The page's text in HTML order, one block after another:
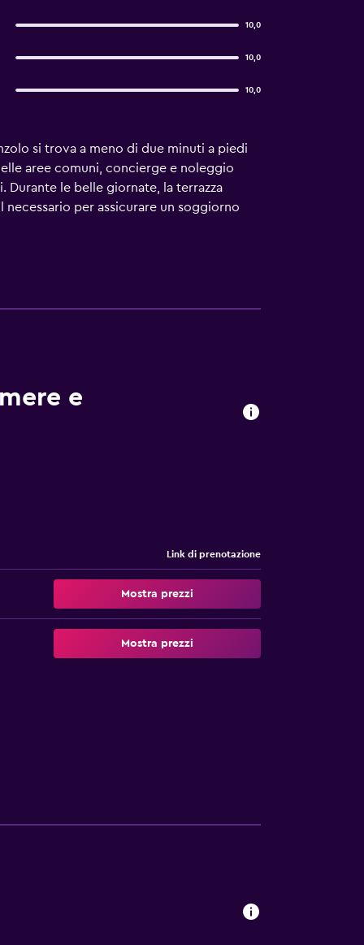
10,0
10,0
10,0
si trova a meno di due minuti a piedi
aree comuni, concierge e noleggio
le belle giornate, la terrazza
per assicurare un soggiorno
all'hotel e Dimaro si trova a breve
e
Link di prenotazione
Mostra prezzi
Mostra prezzi